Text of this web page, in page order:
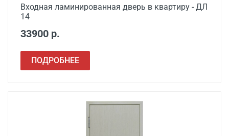
Входная ламинированная дверь в квартиру - ДЛ
14
33900 р.
ПОДРОБНЕЕ